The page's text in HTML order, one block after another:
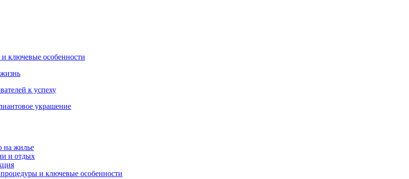
ключевые особенности
к успеху
украшение
на жилье
и отдых
и ключевые особенности